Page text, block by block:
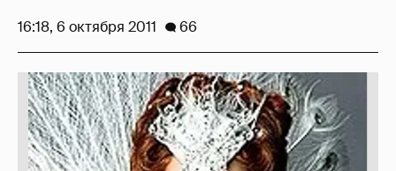
16:18, 6 октября 2011 66